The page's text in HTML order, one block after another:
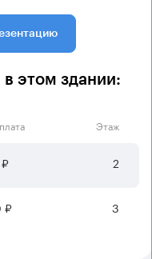
этом здании:
Этаж
2
₽ 3